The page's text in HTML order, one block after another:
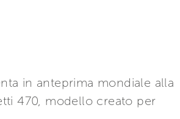
in anteprima mondiale alla
470, modello creato per